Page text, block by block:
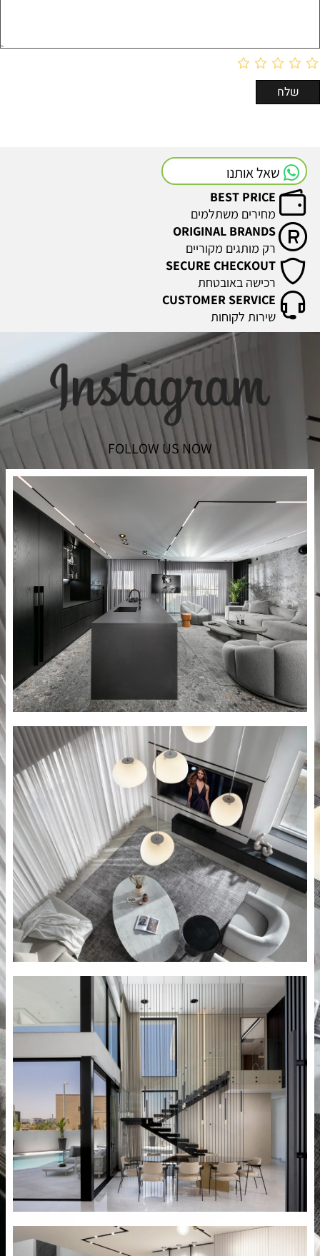
שאל אותנו
מחירים משתלמים
רק מותגים מקוריים
רכישה באובטחת
שירות לקוחות
FOLLOW US NOW